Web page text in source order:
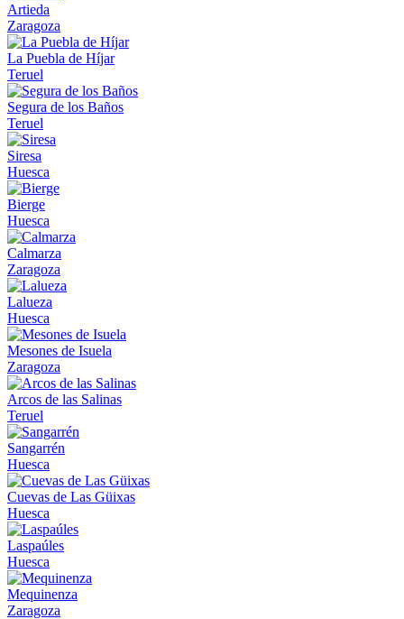
Artieda
Zaragoza
La Puebla de Híjar
Teruel
Segura de los Baños
Teruel
Siresa
Huesca
Bierge
Huesca
Calmarza
Zaragoza
Lalueza
Huesca
Mesones de Isuela
Zaragoza
Arcos de las Salinas
Teruel
Sangarrén
Huesca
Cuevas de Las Güixas
Huesca
Laspaúles
Huesca
Mequinenza
Zaragoza